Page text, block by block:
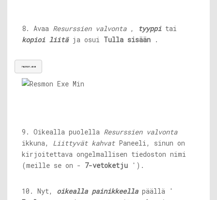
8. Avaa Resurssien valvonta, tyyppi tai
kopioi liitä ja osui Tulla sisään .
resmon.exe
9. Oikealla puolella Resurssien valvonta
ikkuna, Liittyvät kahvatPaneeli, sinun on
kirjoitettava ongelmallisen tiedoston nimi
(meille se on - 7-vetoketju ').
10. Nyt, oikealla painikkeella päällä '